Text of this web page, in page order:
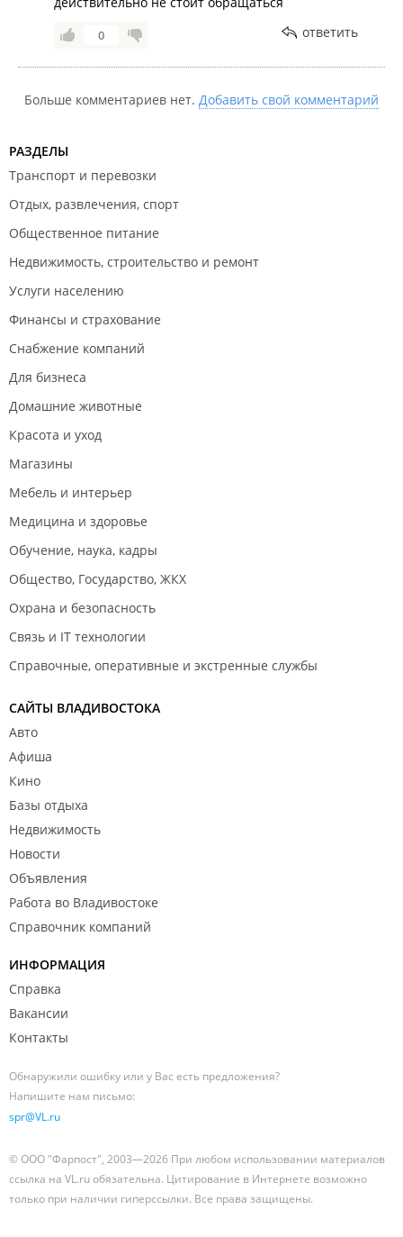
0 ответить
Больше комментариев нет. Добавить свой комментарий
РАЗДЕЛЫ
Транспорт и перевозки
Отдых, развлечения, спорт
Общественное питание
Недвижимость, строительство и ремонт
Услуги населению
Финансы и страхование
Снабжение компаний
Для бизнеса
Домашние животные
Красота и уход
Магазины
Мебель и интерьер
Медицина и здоровье
Обучение, наука, кадры
Общество, Государство, ЖКХ
Охрана и безопасность
Связь и IT технологии
Справочные, оперативные и экстренные службы
САЙТЫ ВЛАДИВОСТОКА
Авто
Афиша
Кино
Базы отдыха
Недвижимость
Новости
Объявления
Работа во Владивостоке
Справочник компаний
ИНФОРМАЦИЯ
Справка
Вакансии
Контакты
Обнаружили ошибку или у Вас есть предложения?
Напишите нам письмо:
spr@VL.ru
© ООО "Фарпост", 2003—2026 При любом использовании материалов
ссылка на VL.ru обязательна. Цитирование в Интернете возможно
только при наличии гиперссылки. Все права защищены.